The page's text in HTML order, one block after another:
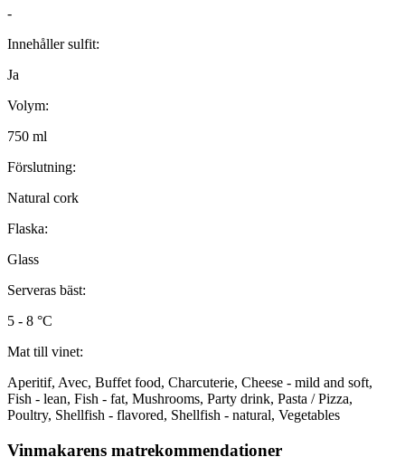
-
Innehåller sulfit:
Ja
Volym:
750 ml
Förslutning:
Natural cork
Flaska:
Glass
Serveras bäst:
5 - 8 °C
Mat till vinet:
Aperitif, Avec, Buffet food, Charcuterie, Cheese - mild and soft,
Fish - lean, Fish - fat, Mushrooms, Party drink, Pasta / Pizza,
Poultry, Shellfish - flavored, Shellfish - natural, Vegetables
Vinmakarens matrekommendationer